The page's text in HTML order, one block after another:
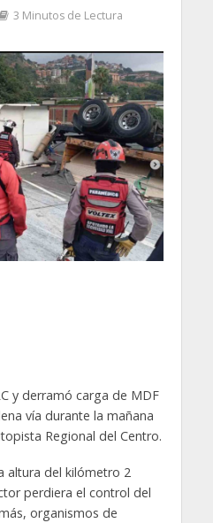
3 Minutos de Lectura
y derramó carga de MDF
vía durante la mañana
Regional del Centro.
altura del kilómetro 2
perdiera el control del
organismos de